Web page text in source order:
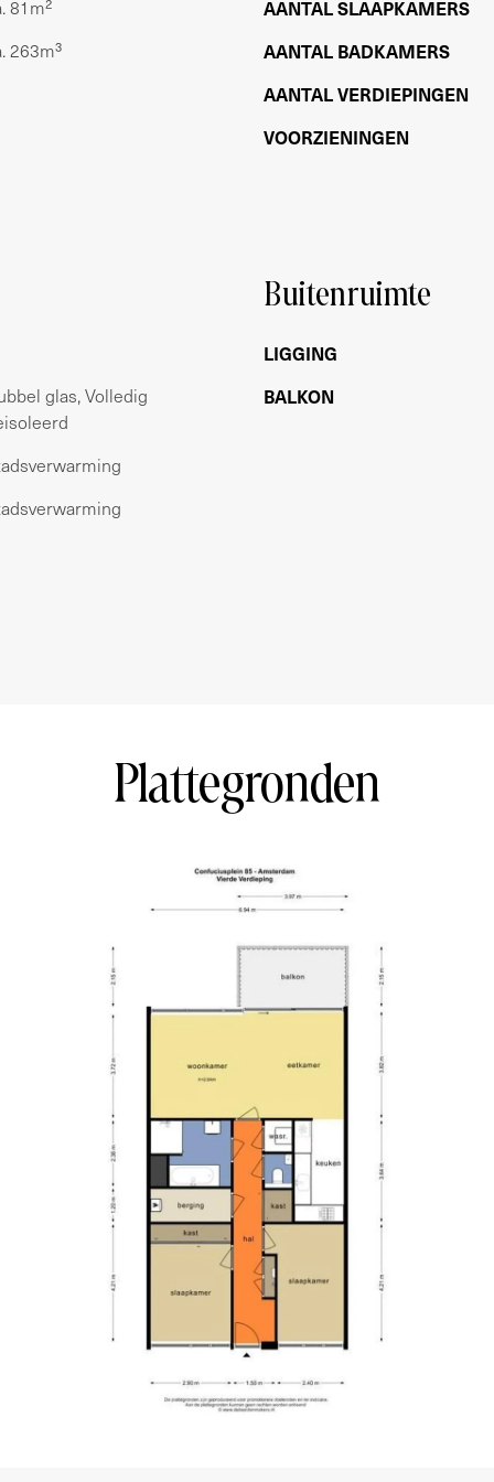
samengesteld. Onzerzijds wordt geen
maten en oppervlakten zijn indicatief. Koper
adviseur van verkoper. Van toepassing
fourth floor, where the flat is located, via the
is also located on the ground floor.
in the apartment, starting in the living room
laminate flooring with clean, white walls.
the living room, on a summer day this is a
the balcony can be opened wide! The semi-
induction hob, extractor hood, oven/
freezer. At the rear you will find the two
provides ample storage space for all your
sink, walk-in shower and a bathtub. There is
the fine and spacious balcony located on the
for a nice garden set.
amenities and facilities. Sloterpark,
and various shops (Plein '40-'45 or
and metro) are also nearby and Lelylaan
81m²
263m³
AANTAL SLAAPKAMERS
AANTAL BADKAMERS
AANTAL VERDIEPINGEN
VOORZIENINGEN
glas, Volledig
Buitenruimte
LIGGING
BALKON
Plattegronden